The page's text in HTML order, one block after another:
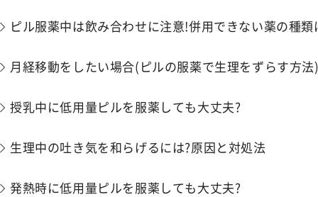
ピル服薬中は飲み合わせに注意!併用できない薬の種類
月経移動をしたい場合(ピルの服薬で生理をずらす方法
授乳中に低用量ピルを服薬しても大丈夫?
生理中の吐き気を和らげるには?原因と対処法
発熱時に低用量ピルを服薬しても大丈夫?